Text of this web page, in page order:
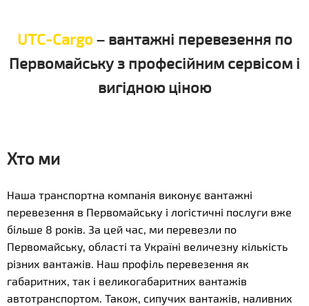
UTC-Cargo– вантажні перевезення по
Первомайську з професійним сервісом і
вигідною ціною
Хто ми
Наша транспортна компанія виконує вантажні
перевезення в Первомайську і логістичні послуги вже
більше 8 років. За цей час, ми перевезли по
Первомайську, області та Україні величезну кількість
різних вантажів. Наш профіль перевезення як
габаритних, так і великогабаритних вантажів
автотранспортом. Також, сипучих вантажів, наливних